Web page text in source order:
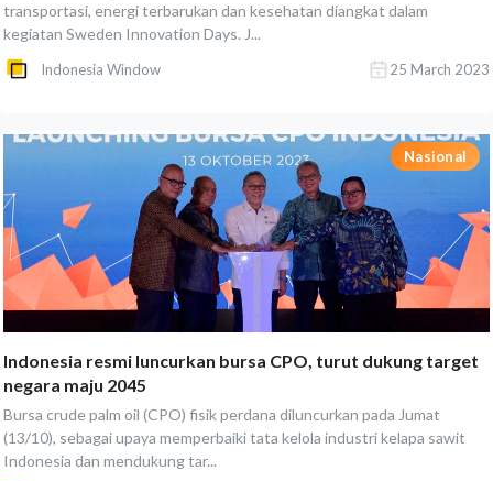
transportasi, energi terbarukan dan kesehatan diangkat dalam
kegiatan Sweden Innovation Days. J...
Indonesia Window 25 March 2023
Nasional
Indonesia resmi luncurkan bursa CPO, turut dukung target
negara maju 2045
Bursa crude palm oil (CPO) fisik perdana diluncurkan pada Jumat
(13/10), sebagai upaya memperbaiki tata kelola industri kelapa sawit
Indonesia dan mendukung tar...